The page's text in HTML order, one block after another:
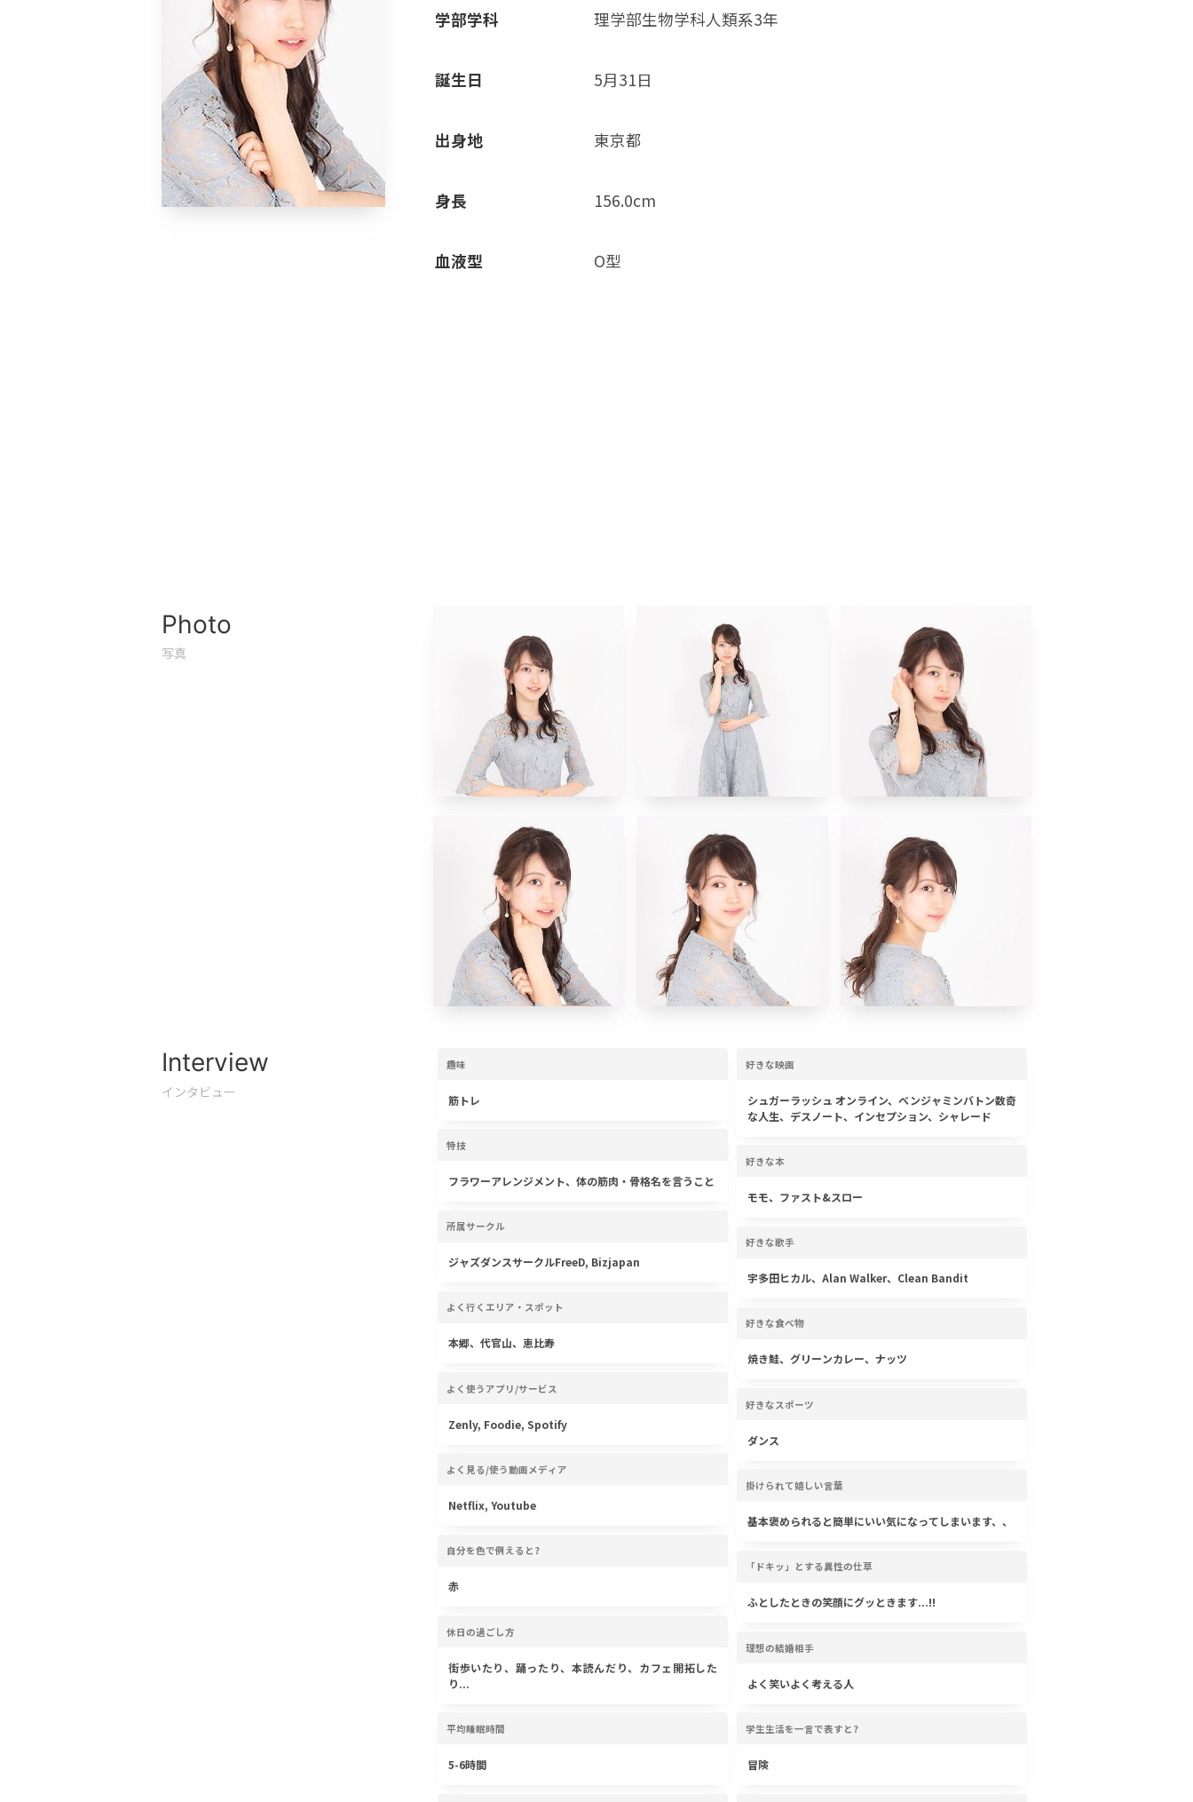
学部学科 理学部生物学科人類系3年
誕生日 5月31日
出身地 東京都
身長 156.0cm
血液型 O型
Photo
写真
Interview
インタビュー
趣味
筋トレ
特技
フラワーアレンジメント、体の筋肉・骨格名を言うこと
所属サークル
ジャズダンスサークルFreeD, Bizjapan
よく行くエリア・スポット
本郷、代官山、恵比寿
よく使うアプリ/サービス
Zenly, Foodie, Spotify
よく見る/使う動画メディア
Netflix, Youtube
自分を色で例えると?
赤
休日の過ごし方
街歩いたり、踊ったり、本読んだり、カフェ開拓した
り...
平均睡眠時間
5-6時間
好きな映画
シュガーラッシュ オンライン、ベンジャミンバトン数奇
な人生、デスノート、インセプション、シャレード
好きな本
モモ、ファスト&スロー
好きな歌手
宇多田ヒカル、Alan Walker、Clean Bandit
好きな食べ物
焼き鮭、グリーンカレー、ナッツ
好きなスポーツ
ダンス
掛けられて嬉しい言葉
基本褒められると簡単にいい気になってしまいます、、
「ドキッ」とする異性の仕草
ふとしたときの笑顔にグッときます...!!
理想の結婚相手
よく笑いよく考える人
学生生活を一言で表すと?
冒険